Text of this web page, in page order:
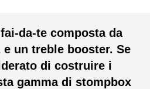
da-te composta da
un treble booster. Se
di costruire i
gamma di stompbox